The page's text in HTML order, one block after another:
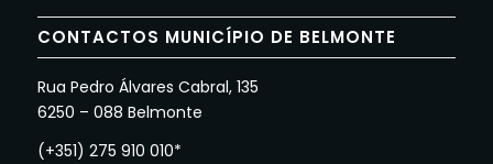
CONTACTOS MUNICÍPIO DE BELMONTE
Rua Pedro Álvares Cabral, 135
6250 – 088 Belmonte
(+351) 275 910 010*